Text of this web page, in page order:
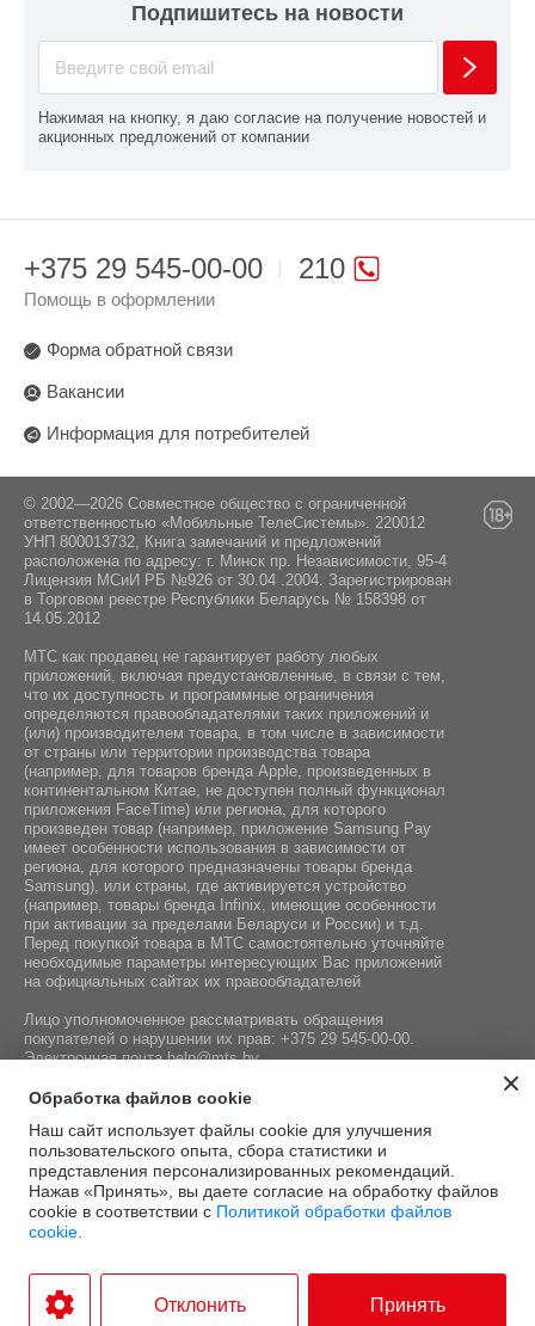
Подпишитесь на новости
Нажимая на кнопку, я даю согласие на получение новостей и
акционных предложений от компании
210
+375 29 545-00-00
Помощь в оформлении
Форма обратной связи
Вакансии
Информация для потребителей
© 2002—2026 Совместное общество с ограниченной
ответственностью «Мобильные ТелеСистемы». 220012
УНП 800013732, Книга замечаний и предложений
расположена по адресу: г. Минск пр. Независимости, 95-4
Лицензия МСиИ РБ №926 от 30.04 .2004. Зарегистрирован
в Торговом реестре Республики Беларусь № 158398 от
14.05.2012
МТС как продавец не гарантирует работу любых
приложений, включая предустановленные, в связи с тем,
что их доступность и программные ограничения
определяются правообладателями таких приложений и
(или) производителем товара, в том числе в зависимости
от страны или территории производства товара
(например, для товаров бренда Apple, произведенных в
континентальном Китае, не доступен полный функционал
приложения FaceTime) или региона, для которого
произведен товар (например, приложение Samsung Pay
имеет особенности использования в зависимости от
региона, для которого предназначены товары бренда
Samsung), или страны, где активируется устройство
(например, товары бренда Infiniх, имеющие особенности
при активации за пределами Беларуси и России) и т.д.
Перед покупкой товара в МТС самостоятельно уточняйте
необходимые параметры интересующих Вас приложений
на официальных сайтах их правообладателей
Лицо уполномоченное рассматривать обращения
покупателей о нарушении их прав: +375 29 545-00-00.
Электронная почтаhelp@mts.by
Номер телефона работников местных исполнительных и
регистрации СООО «Мобильные ТелеСистемы»,
уполномоченных рассматривать обращения покупателей:
+375 17 215-14-65
reCAPTCHA, а также
применяются
конфиденциальности
Google
Условия
Обработка файлов cookie
Наш сайт использует файлы cookie для улучшения
пользовательского опыта, сбора статистики и
представления персонализированных рекомендаций.
Нажав «Принять», вы даете согласие на обработку файлов
cookie в соответствии с Политикой обработки файлов
cookie.
Отклонить Принять